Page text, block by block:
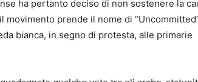
ha pertanto deciso di non sostenere la
prende il nome di
bianca, in segno di protesta, alle primarie